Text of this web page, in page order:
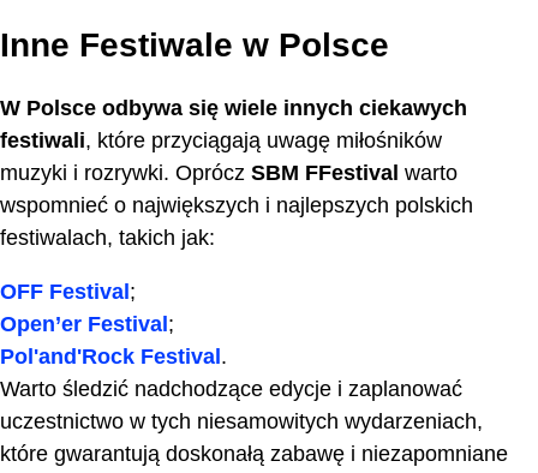
Inne Festiwale w Polsce
W Polsce odbywa się wiele innych ciekawych
festiwali, które przyciągają uwagę miłośników
muzyki i rozrywki. Oprócz SBM FFestival warto
wspomnieć o największych i najlepszych polskich
festiwalach, takich jak:
OFF Festival ;
Open’er Festival ;
Pol'and'Rock Festival .
Warto śledzić nadchodzące edycje i zaplanować
uczestnictwo w tych niesamowitych wydarzeniach,
które gwarantują doskonałą zabawę i niezapomniane